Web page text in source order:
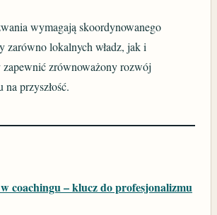
wymagają skoordynowanego
zarówno lokalnych władz, jak i
zapewnić zrównoważony rozwój
na przyszłość.
coachingu – klucz do profesjonalizmu